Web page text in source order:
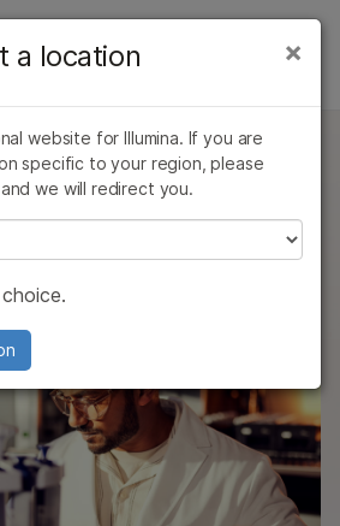
비스
통해 Illumina 기술을 최대한
심 분야를 선택해 주세요:
×
구
임상 종양학 연구
생식 보건 연구
유전 및 희귀 질환
×
a location
website for Illumina. If you are
specific to your region, please
we will redirect you.